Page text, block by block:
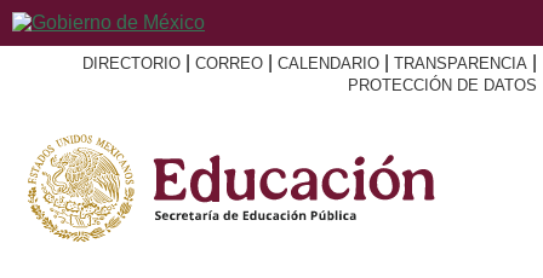
DIRECTORIO CORREO CALENDARIO TRANSPARENCIA
PROTECCIÓN DE DATOS